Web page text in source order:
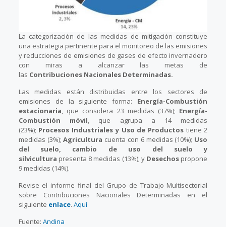
La categorización de las medidas de mitigación constituye
una estrategia pertinente para el monitoreo de las emisiones
y reducciones de emisiones de gases de efecto invernadero
con miras a alcanzar las metas de
las Contribuciones Nacionales Determinadas.
Las medidas están distribuidas entre los sectores de
emisiones de la siguiente forma: Energía-Combustión
estacionaria, que considera 23 medidas (37%); Energía-
Combustión móvil, que agrupa a 14 medidas
(23%); Procesos Industriales y Uso de Productostiene 2
medidas (3%);Agricultura cuenta con 6 medidas (10%); Uso
del suelo, cambio de uso del suelo y
silvicultura presenta 8 medidas (13%); y Desechos propone
9 medidas (14%).
Revise el informe final del Grupo de Trabajo Multisectorial
sobre Contribuciones Nacionales Determinadas en el
siguiente enlace. Aquí
Fuente: Andina